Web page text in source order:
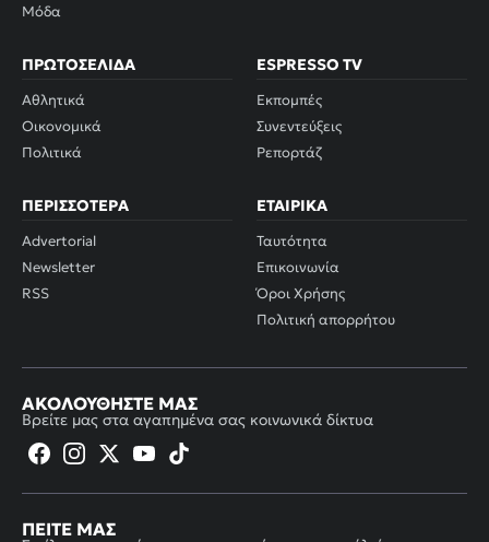
Μόδα
ΠΡΩΤΟΣΈΛΙΔΑ
Αθλητικά
Οικονομικά
Πολιτικά
ESPRESSO TV
Εκπομπές
Συνεντεύξεις
Ρεπορτάζ
ΠΕΡΙΣΣΌΤΕΡΑ
Advertorial
Newsletter
RSS
ΕΤΑΙΡΙΚΆ
Ταυτότητα
Επικοινωνία
Όροι Χρήσης
Πολιτική απορρήτου
ΑΚΟΛΟΥΘΉΣΤΕ ΜΑΣ
Βρείτε μας στα αγαπημένα σας κοινωνικά δίκτυα
ΠΕΊΤΕ ΜΑΣ